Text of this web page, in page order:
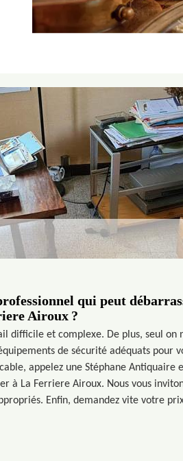
qui peut
Airoux ?
difficile et complexe. De plus, seul on
de sécurité adéquats pour
appelez une Stéphane Antiquaire
à La Ferriere Airoux. Nous vous
Enfin, demandez vite votre